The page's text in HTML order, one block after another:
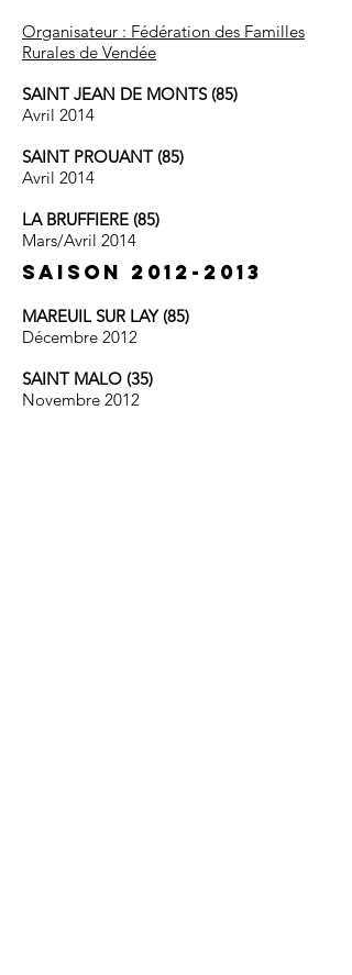
Organisateur : Fédération des Familles
Rurales de Vendée
SAINT JEAN DE MONTS (85)
Avril 2014
SAINT PROUANT (85)
Avril 2014
LA BRUFFIERE (85)
Mars/Avril 2014
saison 2012-2013
MAREUIL SUR LAY (85)
Décembre 2012
SAINT MALO (35)
Novembre 2012